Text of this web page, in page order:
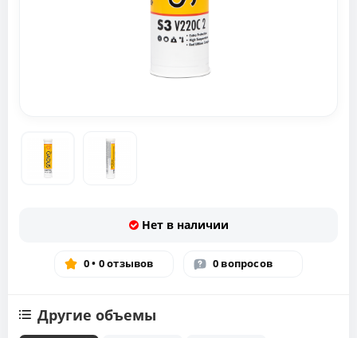
Нет в наличии
0 • 0 отзывов 0 вопросов
Другие объемы